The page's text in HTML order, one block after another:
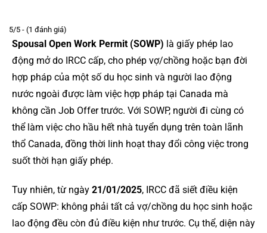
5/5 - (1 đánh giá)
Spousal Open Work Permit (SOWP) là giấy phép lao
động mở do IRCC cấp, cho phép vợ/chồng hoặc bạn đời
hợp pháp của một số du học sinh và người lao động
nước ngoài được làm việc hợp pháp tại Canada mà
không cần Job Offer trước. Với SOWP, người đi cùng có
thể làm việc cho hầu hết nhà tuyển dụng trên toàn lãnh
thổ Canada, đồng thời linh hoạt thay đổi công việc trong
suốt thời hạn giấy phép.
Tuy nhiên, từ ngày 21/01/2025, IRCC đã siết điều kiện
cấp SOWP: không phải tất cả vợ/chồng du học sinh hoặc
lao động đều còn đủ điều kiện như trước. Cụ thể, diện này